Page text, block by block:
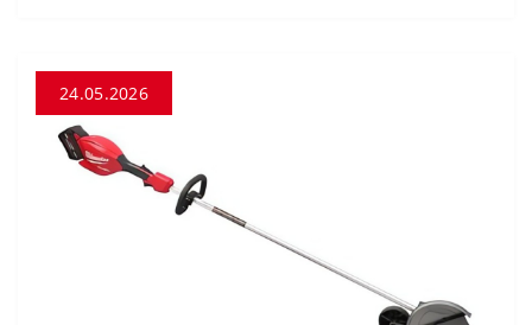
24.05.2026